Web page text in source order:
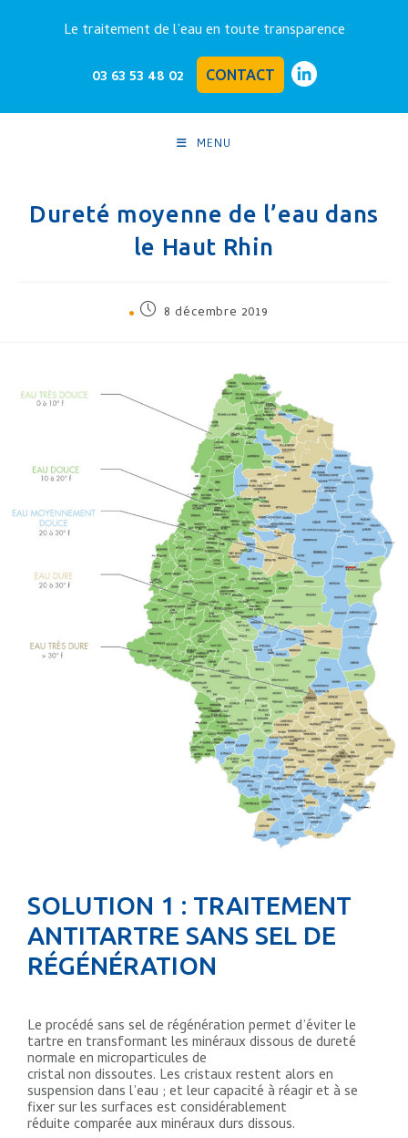
Le traitement de l’eau en toute transparence
03 63 53 48 02
CONTACT
MENU
Dureté moyenne de l’eau dans
le Haut Rhin
8 décembre 2019
SOLUTION 1 : TRAITEMENT
ANTITARTRE SANS SEL DE
RÉGÉNÉRATION
Le procédé sans sel de régénération permet d’éviter le
tartre en transformant les minéraux dissous de dureté
normale en microparticules de
cristal non dissoutes. Les cristaux restent alors en
suspension dans l’eau ; et leur capacité à réagir et à se
fixer sur les surfaces est considérablement
réduite comparée aux minéraux durs dissous.